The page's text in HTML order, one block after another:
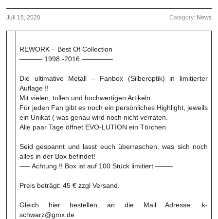
Juli 15, 2020 Category: News
REWORK – Best Of Collection
———- 1998 -2016 ————–
Die ultimative Metall – Fanbox (Silberoptik) in limitierter
Auflage !!
Mit vielen, tollen und hochwertigen Artikeln.
Für jeden Fan gibt es noch ein persönliches Highlight, jeweils
ein Unikat ( was genau wird noch nicht verraten.
Alle paar Tage öffnet EVO-LUTION ein Törchen.
Seid gespannt und lasst euch überraschen, was sich noch
alles in der Box befindet!
—– Achtung !! Box ist auf 100 Stück limitiert ——–
Preis beträgt: 45 € zzgl Versand.
Gleich hier bestellen an die Mail Adresse: k-
schwarz@gmx.de